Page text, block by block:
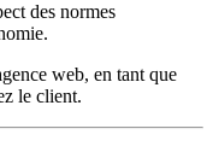
des normes
web, en tant que
le client.